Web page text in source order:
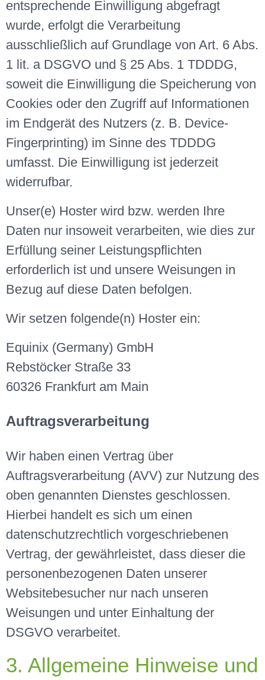
entsprechende Einwilligung abgefragt
wurde, erfolgt die Verarbeitung
ausschließlich auf Grundlage von Art. 6 Abs.
1 lit. a DSGVO und § 25 Abs. 1 TDDDG,
soweit die Einwilligung die Speicherung von
Cookies oder den Zugriff auf Informationen
im Endgerät des Nutzers (z. B. Device-
Fingerprinting) im Sinne des TDDDG
umfasst. Die Einwilligung ist jederzeit
widerrufbar.
Unser(e) Hoster wird bzw. werden Ihre
Daten nur insoweit verarbeiten, wie dies zur
Erfüllung seiner Leistungspflichten
erforderlich ist und unsere Weisungen in
Bezug auf diese Daten befolgen.
Wir setzen folgende(n) Hoster ein:
Equinix (Germany) GmbH
Rebstöcker Straße 33
60326 Frankfurt am Main
Auftragsverarbeitung
Wir haben einen Vertrag über
Auftragsverarbeitung (AVV) zur Nutzung des
oben genannten Dienstes geschlossen.
Hierbei handelt es sich um einen
datenschutzrechtlich vorgeschriebenen
Vertrag, der gewährleistet, dass dieser die
personenbezogenen Daten unserer
Websitebesucher nur nach unseren
Weisungen und unter Einhaltung der
DSGVO verarbeitet.
3. Allgemeine Hinweise und